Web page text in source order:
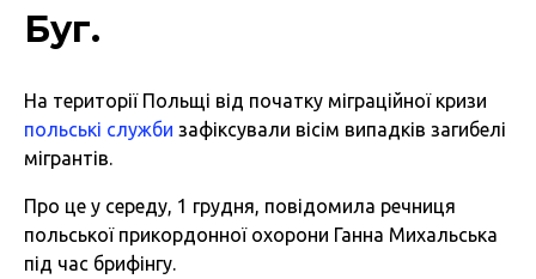
Буг.
На території Польщі від початку міграційної кризи
польські служби зафіксували вісім випадків загибелі
мігрантів.
Про це у середу, 1 грудня, повідомила речниця
польської прикордонної охорони Ганна Михальська
під час брифінгу.